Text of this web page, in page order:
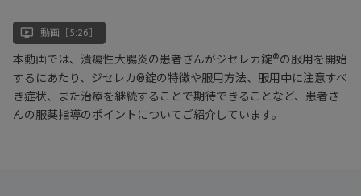
ondemand_video 動画［5:26］
本動画では、潰瘍性大腸炎の患者さんがジセレカ錠®の服用を開始
するにあたり、ジセレカ®錠の特徴や服用方法、服用中に注意すべ
き症状、また治療を継続することで期待できることなど、患者さ
んの服薬指導のポイントについてご紹介しています。